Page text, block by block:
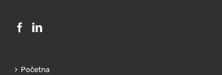
Početna